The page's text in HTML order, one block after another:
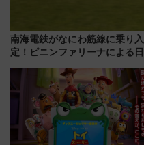
南海電鉄がなにわ筋線に乗り
定！ピニンファリーナによる